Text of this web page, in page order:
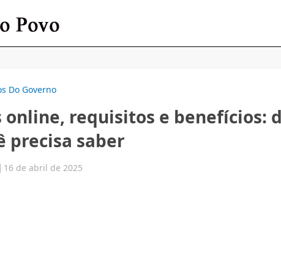
Do Governo
online, requisitos e benefícios:
precisa saber
16 de abril de 2025